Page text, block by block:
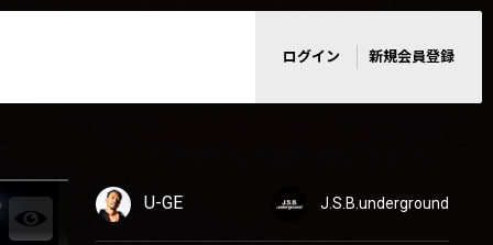
ログイン 新規会員登録
U-GE J.S.B.underground